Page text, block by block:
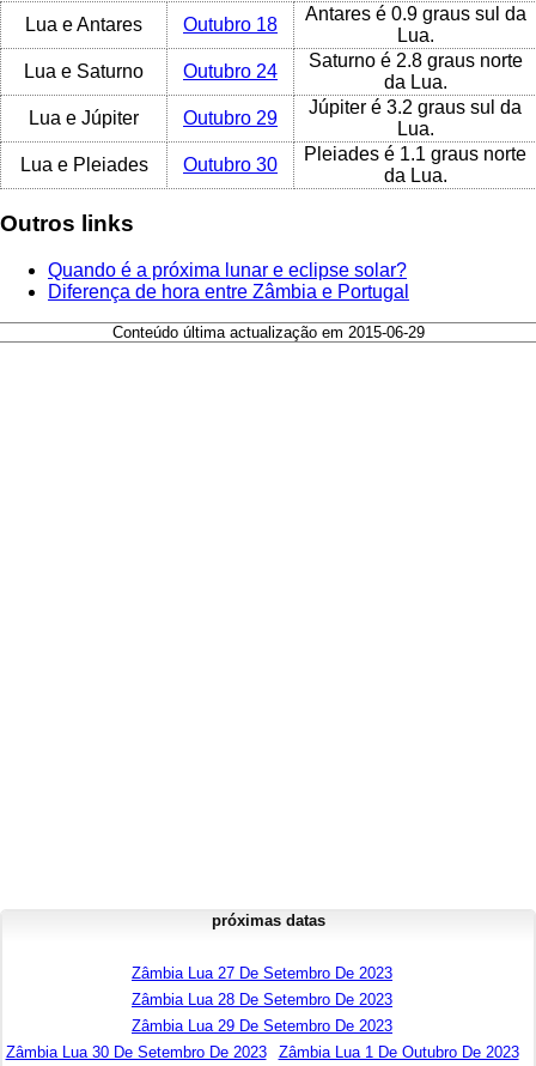
Lua e Antares
Outubro 18
Antares é 0.9 graus sul da
Lua.
Lua e Saturno
Outubro 24
Saturno é 2.8 graus norte
da Lua.
Lua e Júpiter
Outubro 29
Júpiter é 3.2 graus sul da
Lua.
Lua e Pleiades
Outubro 30
Pleiades é 1.1 graus norte
da Lua.
Outros links
Quando é a próxima lunar e eclipse solar?
Diferença de hora entre Zâmbia e Portugal
Conteúdo última actualização em 2015-06-29
próximas datas
Zâmbia Lua 27 De Setembro De 2023
Zâmbia Lua 28 De Setembro De 2023
Zâmbia Lua 29 De Setembro De 2023
Zâmbia Lua 30 De Setembro De 2023
Zâmbia Lua 1 De Outubro De 2023